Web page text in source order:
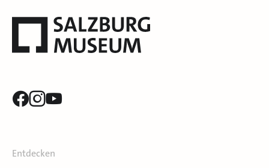
Entdecken